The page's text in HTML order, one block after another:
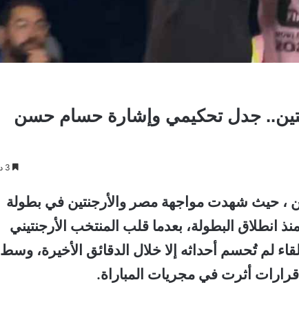
جدل تحكيمي وإشارة حسام حسن
، حيث شهدت مواجهة مصر والأرجنتين في بطولة
إثارة منذ انطلاق البطولة، بعدما قلب المنتخب الأرجنتيني
إلى فوز دراماتيكي بنتيجة 3-2، في لقاء لم تُحسم أحداثه إلا خلال الدقائق الأخيرة، وسط
أثرت في مجريات المباراة.